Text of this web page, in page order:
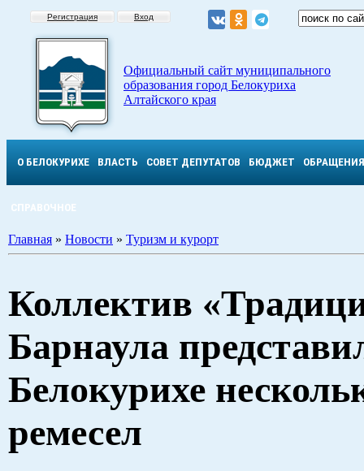
Регистрация Вход
Официальный сайт муниципального
образования город Белокуриха
Алтайского края
О БЕЛОКУРИХЕ ВЛАСТЬ СОВЕТ ДЕПУТАТОВ БЮДЖЕТ ОБРАЩЕНИЯ
СПРАВОЧНОЕ
Главная » Новости » Туризм и курорт
Коллектив
Барнаула
Белокурихе
ремесел